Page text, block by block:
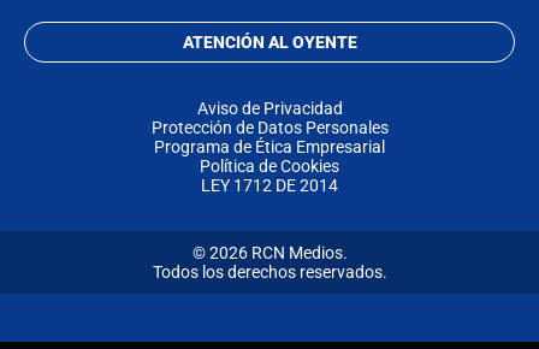
ATENCIÓN AL OYENTE
Aviso de Privacidad
Protección de Datos Personales
Programa de Ética Empresarial
Política de Cookies
LEY 1712 DE 2014
© 2026 RCN Medios.
Todos los derechos reservados.